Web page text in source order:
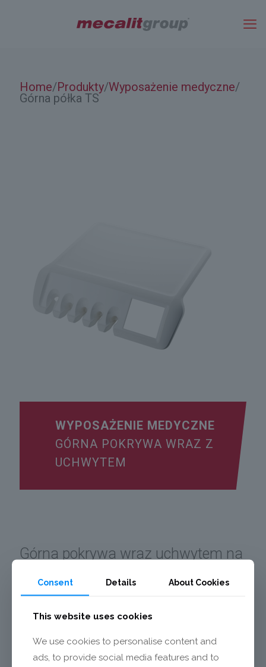
Home/Produkty/Wyposażenie medyczne/
Górna półka TS
WYPOSAŻENIE MEDYCZNE
GÓRNA POKRYWA WRAZ Z
UCHWYTEM
Górna pokrywa wraz uchwytem na
narzędzia stomatologiczne
wykonana jest z wysokiej jakości
tworzyw ASA.
Consent Details About Cookies
This website uses cookies
We use cookies to personalise content and
ads, to provide social media features and to